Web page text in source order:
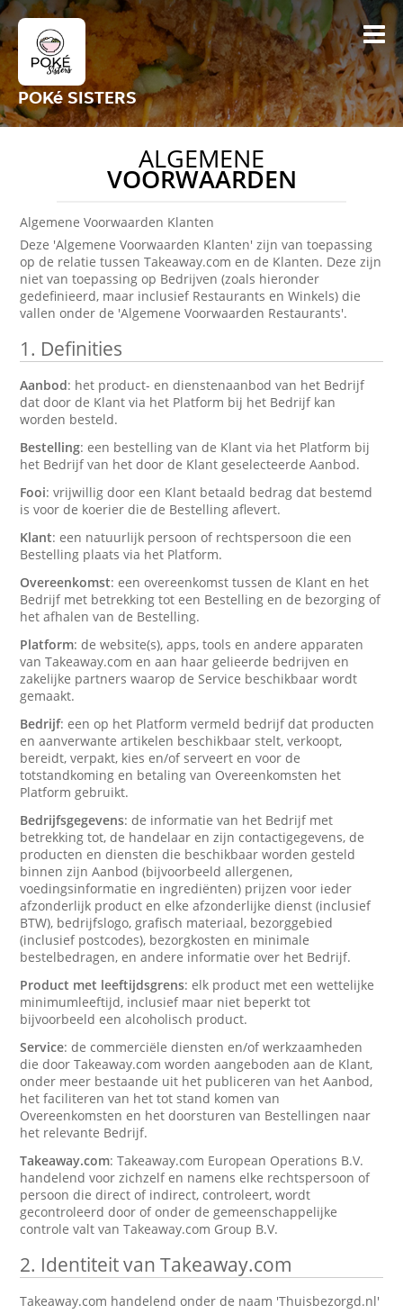
POKé SISTERS
ALGEMENE
VOORWAARDEN
Algemene Voorwaarden Klanten
Deze 'Algemene Voorwaarden Klanten' zijn van toepassing
op de relatie tussen Takeaway.com en de Klanten. Deze zijn
niet van toepassing op Bedrijven (zoals hieronder
gedefinieerd, maar inclusief Restaurants en Winkels) die
vallen onder de 'Algemene Voorwaarden Restaurants'.
1. Definities
Aanbod: het product- en dienstenaanbod van het Bedrijf
dat door de Klant via het Platform bij het Bedrijf kan
worden besteld.
Bestelling: een bestelling van de Klant via het Platform bij
het Bedrijf van het door de Klant geselecteerde Aanbod.
Fooi: vrijwillig door een Klant betaald bedrag dat bestemd
is voor de koerier die de Bestelling aflevert.
Klant: een natuurlijk persoon of rechtspersoon die een
Bestelling plaats via het Platform.
Overeenkomst: een overeenkomst tussen de Klant en het
Bedrijf met betrekking tot een Bestelling en de bezorging of
het afhalen van de Bestelling.
Platform: de website(s), apps, tools en andere apparaten
van Takeaway.com en aan haar gelieerde bedrijven en
zakelijke partners waarop de Service beschikbaar wordt
gemaakt.
Bedrijf: een op het Platform vermeld bedrijf dat producten
en aanverwante artikelen beschikbaar stelt, verkoopt,
bereidt, verpakt, kies en/of serveert en voor de
totstandkoming en betaling van Overeenkomsten het
Platform gebruikt.
Bedrijfsgegevens: de informatie van het Bedrijf met
betrekking tot, de handelaar en zijn contactigegevens, de
producten en diensten die beschikbaar worden gesteld
binnen zijn Aanbod (bijvoorbeeld allergenen,
voedingsinformatie en ingrediënten) prijzen voor ieder
afzonderlijk product en elke afzonderlijke dienst (inclusief
BTW), bedrijfslogo, grafisch materiaal, bezorggebied
(inclusief postcodes), bezorgkosten en minimale
bestelbedragen, en andere informatie over het Bedrijf.
Product met leeftijdsgrens: elk product met een wettelijke
minimumleeftijd, inclusief maar niet beperkt tot
bijvoorbeeld een alcoholisch product.
Service: de commerciële diensten en/of werkzaamheden
die door Takeaway.com worden aangeboden aan de Klant,
onder meer bestaande uit het publiceren van het Aanbod,
het faciliteren van het tot stand komen van
Overeenkomsten en het doorsturen van Bestellingen naar
het relevante Bedrijf.
Takeaway.com: Takeaway.com European Operations B.V.
handelend voor zichzelf en namens elke rechtspersoon of
persoon die direct of indirect, controleert, wordt
gecontroleerd door of onder de gemeenschappelijke
controle valt van Takeaway.com Group B.V.
2. Identiteit van Takeaway.com
Takeaway.com handelend onder de naam 'Thuisbezorgd.nl'